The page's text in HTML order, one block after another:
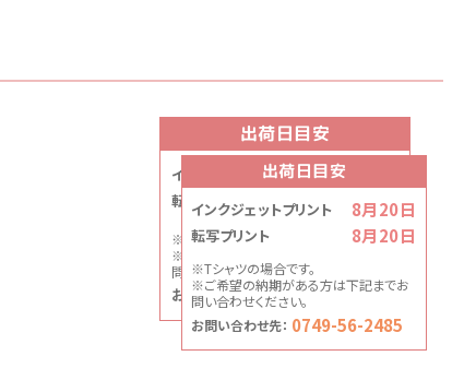
出荷日目安
インクジェットプリント 8月20日
転写プリント 8月20日
※Tシャツの場合です。
※ご希望の納期がある方は下記までお
問い合わせください。
お問い合わせ先：0749-56-2485
出荷日目安
インクジェットプリント 8月20日
転写プリント 8月20日
※Tシャツの場合です。
※ご希望の納期がある方は下記までお
問い合わせください。
お問い合わせ先： 0749-56-2485